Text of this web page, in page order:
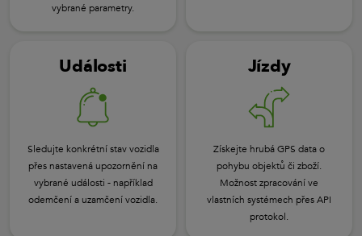
vybrané parametry.
Události
Sledujte konkrétní stav vozidla
přes nastavená upozornění na
vybrané události - například
odemčení a uzamčení vozidla.
Jízdy
Získejte hrubá GPS data o
pohybu objektů či zboží.
Možnost zpracování ve
vlastních systémech přes API
protokol.